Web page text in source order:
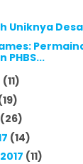
Uniknya
PHBS...
(11)
(26)
(14)
(11)